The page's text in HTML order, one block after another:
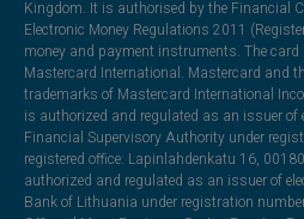
Kingdom. It is authorised by the Financial
Electronic Money Regulations 2011
money and payment instruments. The
Mastercard International. Mastercard and
trademarks of Mastercard International
is authorized and regulated as an issuer of
Financial Supervisory Authority under
registered office: Lapinlahdenkatu 16,
authorized and regulated as an issuer of
Bank of Lithuania under registration